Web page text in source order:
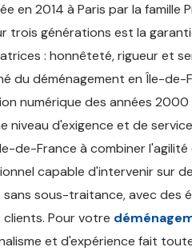
en 2014 à Paris par la
trois générations est la
: honnêteté, rigueur et
du déménagement en Île-
numérique des années
d'exigence et de
de-France à combiner
capable d'intervenir sur
sous-traitance, avec
Pour votre
et d'expérience fait